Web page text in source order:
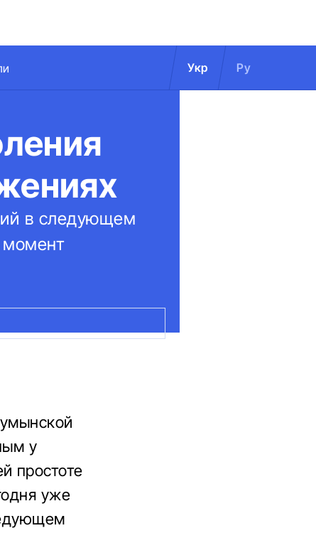
Укр Ру
в следующем
момент
у
простоте
уже